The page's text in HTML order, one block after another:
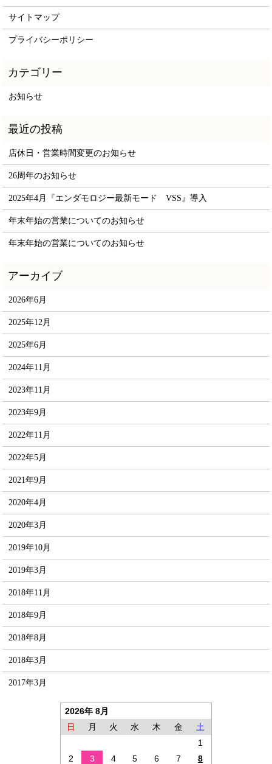
サイトマップ
プライバシーポリシー
お知らせ
店休日・営業時間変更のお知らせ
26周年のお知らせ
2025年4月『エンダモロジー最新モード VSS』導入
年末年始の営業についてのお知らせ
年末年始の営業についてのお知らせ
2026年6月
2025年12月
2025年6月
2024年11月
2023年11月
2023年9月
2022年11月
2022年5月
2021年9月
2020年4月
2020年3月
2019年10月
2019年3月
2018年11月
2018年9月
2018年8月
2018年3月
2017年3月
2026年 8月
日
月 火 水 木 金
土
1
2
3 4 5 6 7
8